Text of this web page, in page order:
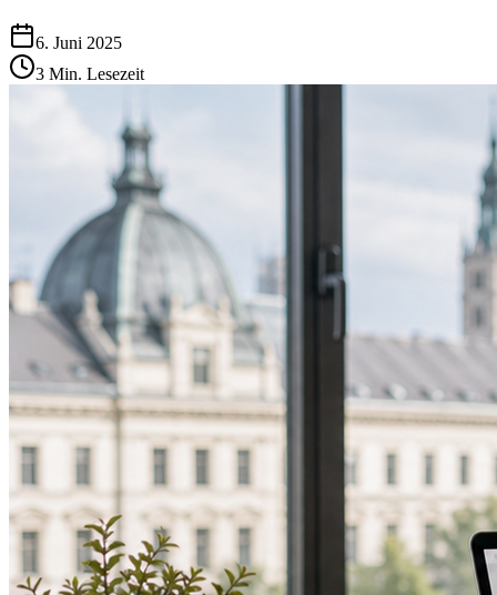
6. Juni 2025
3 Min. Lesezeit